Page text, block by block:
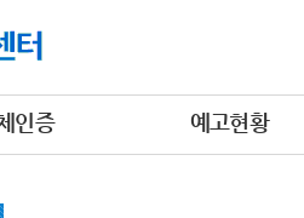
인증 예고현황